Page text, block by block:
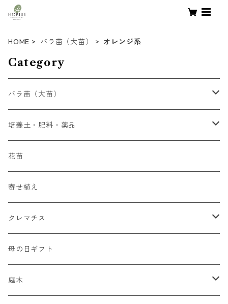
HOME バラ苗（大苗） オレンジ系
Category
バラ苗（大苗）
初心者向け
四季咲大輪系（HT）
四季咲中輪系（FL)
つるバラ系（CL）
シュラブローズ系（SH）
強香種
培養土・肥料・薬品
液体肥料
錠剤肥料
培養土
薬品
花苗
寄せ植え
クレマチス
初心者向け
ジャックマニー系
母の日ギフト
庭木